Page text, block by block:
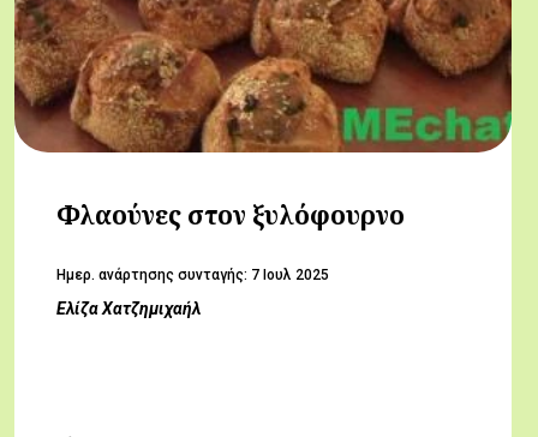
Φλαούνες στον ξυλόφουρνο
Hμερ. ανάρτησης συνταγής: 7 Ιουλ 2025
Ελίζα Χατζημιχαήλ